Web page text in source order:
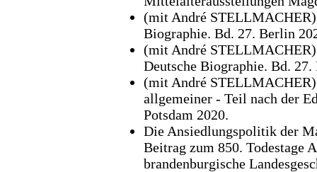
(mit André STELLMACHER)
Biographie. Bd. 27. Berlin
(mit André
Deutsche Biographie. Bd.
(mit André
allgemeiner - Teil nach der
Potsdam 2020.
Die Ansiedlungspolitik der
Beitrag zum 850. Todestage
brandenburgische